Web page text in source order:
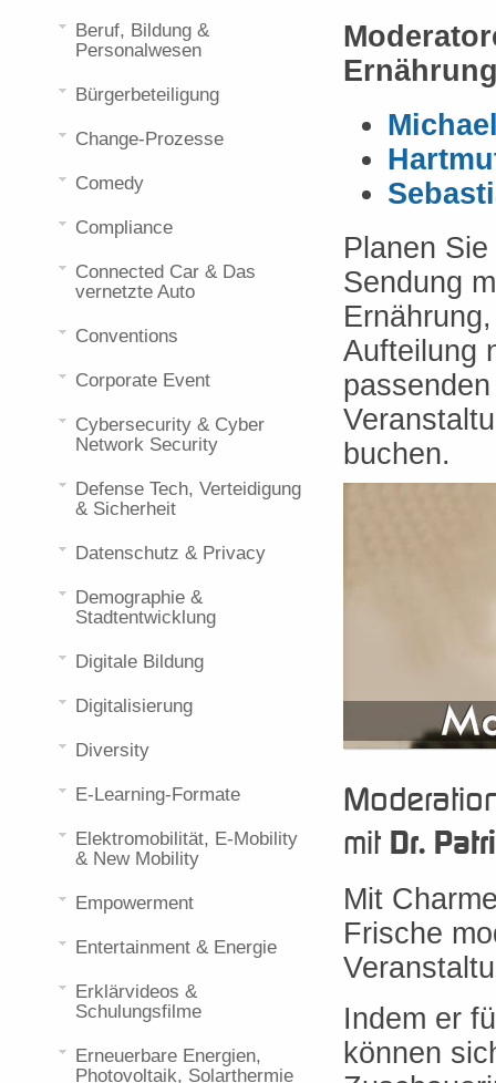
Planen
Sendung
Aufteilung
buchen.
mit Dr.
Mit
Frische
Indem er
können
Beruf, Bildung &
Personalwesen
Bürgerbeteiligung
Change-Prozesse
Comedy
Compliance
Connected Car & Das
vernetzte Auto
Conventions
Corporate Event
Cybersecurity & Cyber
Network Security
Defense Tech, Verteidigung
& Sicherheit
Datenschutz & Privacy
Demographie &
Stadtentwicklung
Digitale Bildung
Digitalisierung
Diversity
E-Learning-Formate
Elektromobilität, E-Mobility
& New Mobility
Empowerment
Entertainment & Energie
Erklärvideos &
Schulungsfilme
Erneuerbare Energien,
Photovoltaik, Solarthermie